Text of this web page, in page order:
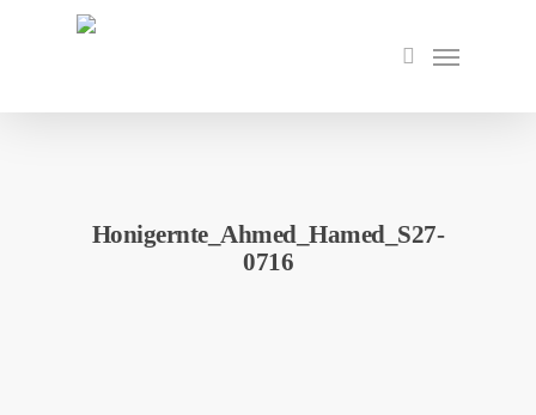
search
Menu
Honigernte_Ahmed_Hamed_S27-
0716